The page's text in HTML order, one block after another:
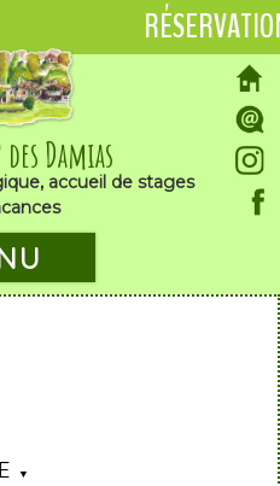
des Damias
accueil de stages